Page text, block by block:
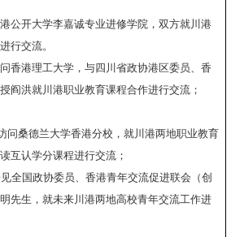
公开大学李嘉诚专业进修学院，双方就川港
行交流。
问香港理工大学，与四川省政协港区委员、香
阎洪就川港职业教育课程合作进行交流；
问桑德兰大学香港分校，就川港两地职业教育
互认学分课程进行交流；
全国政协委员、香港青年交流促进联会（创
先生，就未来川港两地高校青年交流工作进